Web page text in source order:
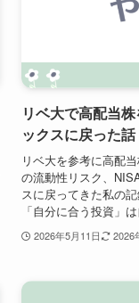
リベ大で高配当
ックスに戻った話
リベ大を参考に高配
の流動性リスク、
スに戻ってきた私の
「自分に合う投資」
2026年5月11日 2026